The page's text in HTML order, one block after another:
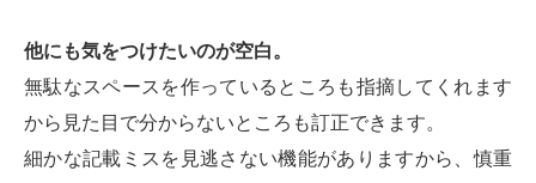
他にも気をつけたいのが空白。
無駄なスペースを作っているところも指摘してくれます
から見た目で分からないところも訂正できます。
細かな記載ミスを見逃さない機能がありますから、慎重